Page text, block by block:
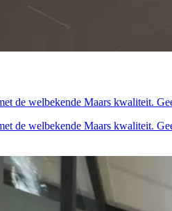
de welbekende Maars kwaliteit.
de welbekende Maars kwaliteit.